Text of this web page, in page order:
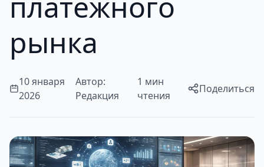
рынка
10 января
2026
Автор:
Редакция
1 мин
чтения
Поделиться